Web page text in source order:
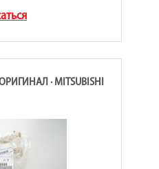
· MITSUBISHI